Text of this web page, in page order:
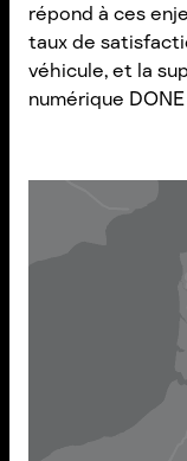
répond à ces
taux de
véhicule, et la
numérique